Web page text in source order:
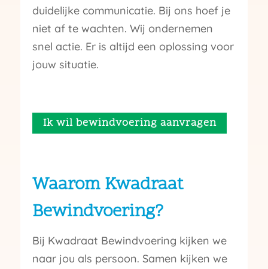
duidelijke communicatie. Bij ons hoef je
niet af te wachten. Wij ondernemen
snel actie. Er is altijd een oplossing voor
jouw situatie.
Ik wil bewindvoering aanvragen
Waarom Kwadraat
Bewindvoering?
Bij Kwadraat Bewindvoering kijken we
naar jou als persoon. Samen kijken we